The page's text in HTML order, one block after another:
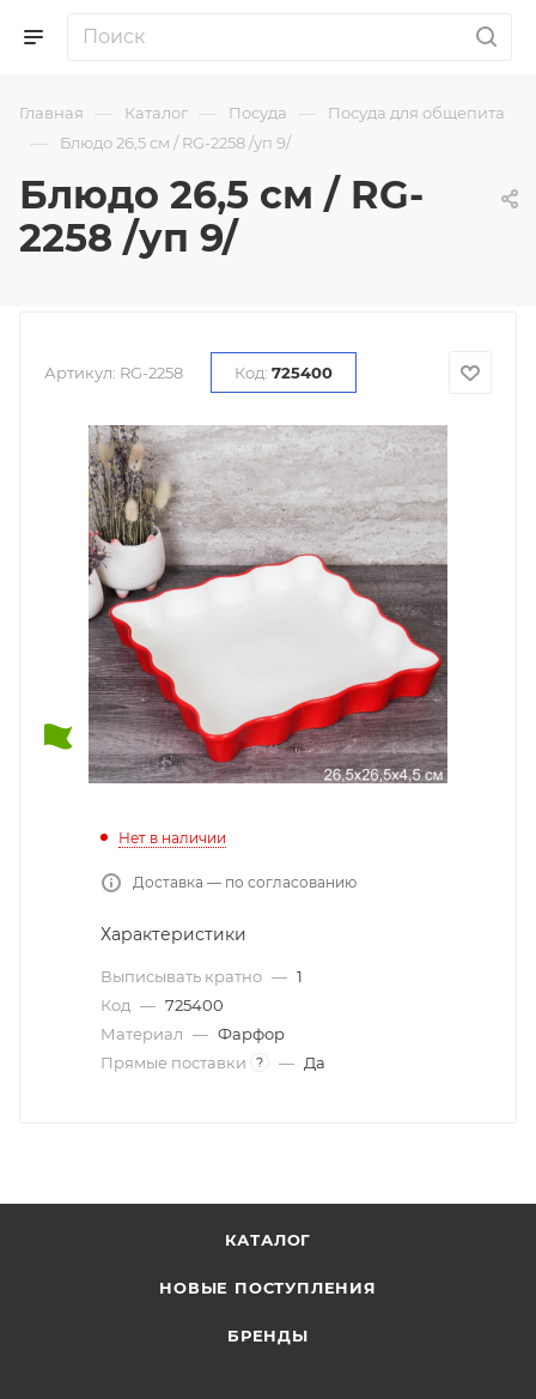
Главная — Каталог — Посуда — Посуда для общепита
— Блюдо 26,5 см / RG-2258 /уп 9/
Блюдо 26,5 см / RG-
2258 /уп 9/
Артикул: RG-2258 Код: 725400
Нет в наличии
Доставка — по согласованию
Характеристики
Выписывать кратно — 1
Код — 725400
Материал — Фарфор
Прямые поставки
? — Да
КАТАЛОГ
НОВЫЕ ПОСТУПЛЕНИЯ
БРЕНДЫ